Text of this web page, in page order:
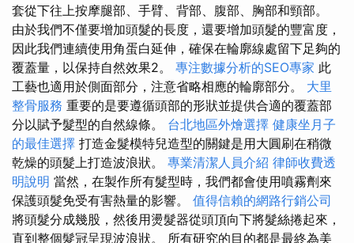
套從下往上按摩腿部、手臂、背部、腹部、胸部和頸部。
由於我們不僅要增加頭髮的長度，還要增加頭髮的豐富度，
因此我們連續使用角蛋白延伸，確保在輪廓線處留下足夠的
覆蓋量，以保持自然效果2。 專注數據分析的SEO專家 此
工藝也適用於側面部分，注意省略相應的輪廓部分。 大里
整骨服務 重要的是要遵循頭部的形狀並提供合適的覆蓋部
分以賦予髮型的自然線條。 台北地區外燴選擇 健康坐月子
的最佳選擇 打造金髮模特兒造型的關鍵是用大圓刷在稍微
乾燥的頭髮上打造波浪狀。 專業清潔人員介紹 律師收費透
明說明 當然，在製作所有髮型時，我們都會使用噴霧劑來
保護頭髮免受有害熱量的影響。 值得信賴的網路行銷公司
將頭髮分成幾股，然後用燙髮器從頭頂向下將髮絲捲起來，
直到整個髮冠呈現波浪狀。 所有研究的目的都是最終為美